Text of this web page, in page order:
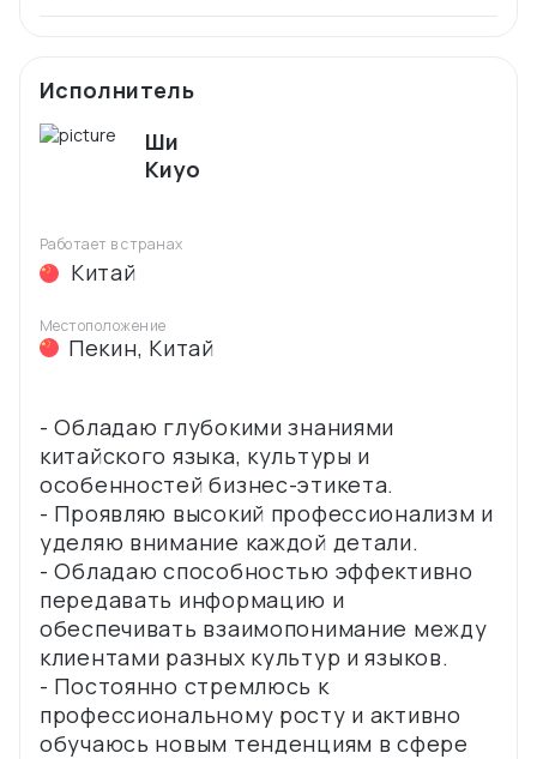
Исполнитель
Ши
Киуо
Работает в странах
Китай
Местоположение
Пекин, Китай
- Обладаю глубокими знаниями
китайского языка, культуры и
особенностей бизнес-этикета.
- Проявляю высокий профессионализм и
уделяю внимание каждой детали.
- Обладаю способностью эффективно
передавать информацию и
обеспечивать взаимопонимание между
клиентами разных культур и языков.
- Постоянно стремлюсь к
профессиональному росту и активно
обучаюсь новым тенденциям в сфере